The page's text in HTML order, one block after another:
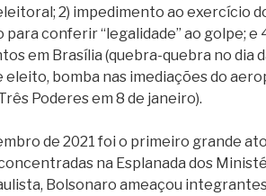
2) impedimento ao exercício
conferir “legalidade” ao golpe; e
em Brasília (quebra-quebra no dia
bomba nas imediações do
Poderes em 8 de janeiro).
de 2021 foi o primeiro grande
na Esplanada dos
Bolsonaro ameaçou